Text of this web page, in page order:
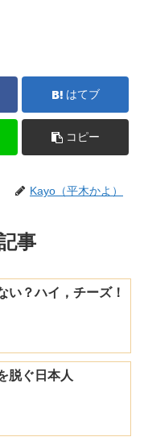
はてブ
コピー
Kayo（平木かよ）
事
い？ハイ，チーズ！
脱ぐ日本人